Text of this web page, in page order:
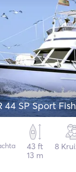
44 SP Sport
43 ft
13 m
8